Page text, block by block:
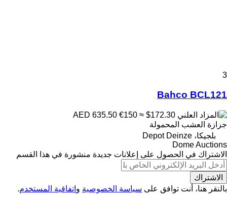
3
Bahco BCL121
€150 ≈ $172.30
جزازة العشب المحمولة
بلجيكا، Depot Deinze
Dome Auctions
الاشتراك في الحصول على إعلانات جديدة منشورة في هذا القسم
الاشتراك
بالنقر هنا، أنت توافق على سياسة الخصوصية و اتفاقية المستخدم.